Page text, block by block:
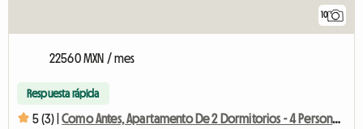
10
22560 MXN / mes
Respuesta rápida
5 (3) | Como Antes, Apartamento De 2 Dormitorios - 4 Personas En El Corazón De